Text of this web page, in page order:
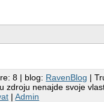
8 | blog: RavenBlog |
zdroju nenajde svoje
|Admin